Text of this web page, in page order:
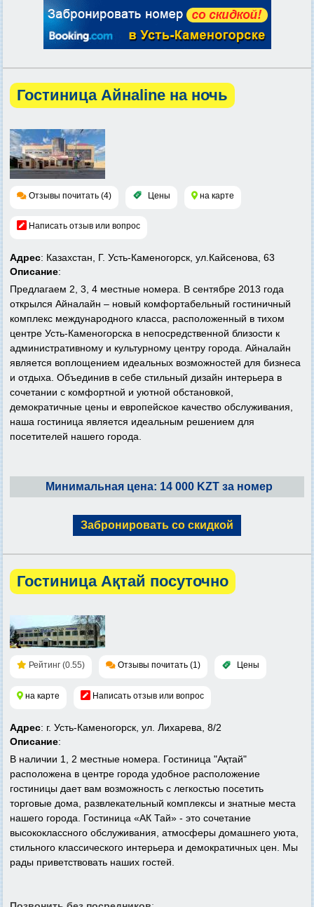
Гостиница Айнаline на ночь
Отзывы почитать (4) Цены на карте
Написать отзыв или вопрос
Адрес: Казахстан, Г. Усть-Каменогорск, ул.Кайсенова, 63
Описание:
Предлагаем 2, 3, 4 местные номера. В сентябре 2013 года
открылся Айналайн – новый комфортабельный гостиничный
комплекс международного класса, расположенный в тихом
центре Усть-Каменогорска в непосредственной близости к
административному и культурному центру города. Айналайн
является воплощением идеальных возможностей для бизнеса
и отдыха. Объединив в себе стильный дизайн интерьера в
сочетании с комфортной и уютной обстановкой,
демократичные цены и европейское качество обслуживания,
наша гостиница является идеальным решением для
посетителей нашего города.
Минимальная цена: 14 000 KZT за номер
Забронировать со скидкой
Гостиница Ақтай посуточно
Рейтинг (0.55) Отзывы почитать (1) Цены
на карте Написать отзыв или вопрос
Адрес: г. Усть-Каменогорск, ул. Лихарева, 8/2
Описание:
В наличии 1, 2 местные номера. Гостиница "Ақтай"
расположена в центре города удобное расположение
гостиницы дает вам возможность с легкостью посетить
торговые дома, развлекательный комплексы и знатные места
нашего города. Гостиница «АК Тай» - это сочетание
высококлассного обслуживания, атмосферы домашнего уюта,
стильного классического интерьера и демократичных цен. Мы
рады приветствовать наших гостей.